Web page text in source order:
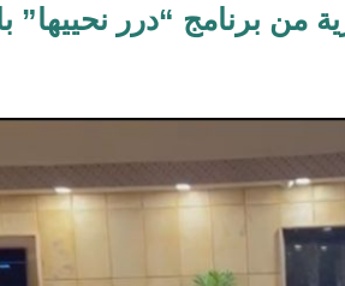
من فقدان مفصلي الورك
الملاحة تحسبًا لكارثة
والسفن
من برنامج “درر نحييها”